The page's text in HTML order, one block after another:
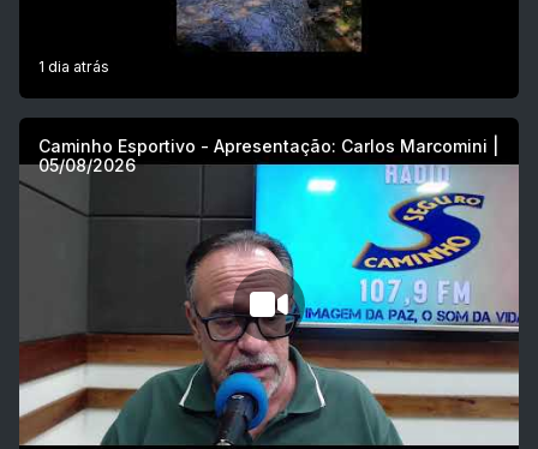
1 dia atrás
Caminho Esportivo - Apresentação: Carlos Marcomini |
05/08/2026